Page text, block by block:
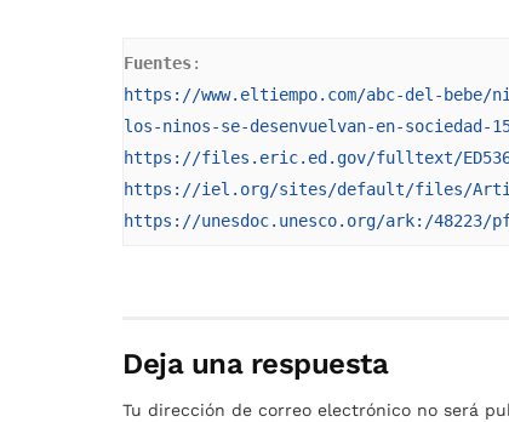
Fuentes
https://www.eltiempo.com/abc-del-
los-ninos-se-desenvuelvan-en-sociedad-
https://files.eric.ed.gov/fulltext/
https://iel.org/sites/default/files/
https://unesdoc.unesco.org/ark:/48223/
Deja una respuesta
Tu dirección de correo electrónico no será